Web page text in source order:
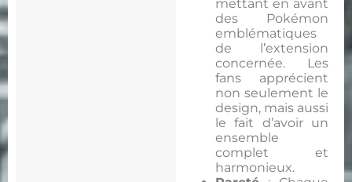
mettant en avant
des Pokémon
emblématiques
de l’extension
concernée. Les
fans apprécient
non seulement le
design, mais aussi
le fait d’avoir un
ensemble
complet et
harmonieux.